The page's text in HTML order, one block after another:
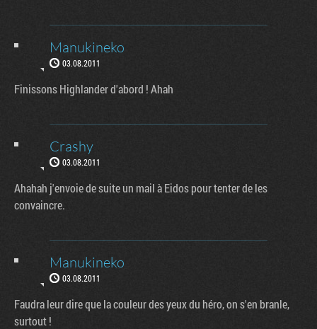
Manukineko
03.08.2011
Finissons Highlander d'abord ! Ahah
Crashy
03.08.2011
Ahahah j'envoie de suite un mail à Eidos pour tenter de les
convaincre.
Manukineko
03.08.2011
Faudra leur dire que la couleur des yeux du héro, on s'en branle,
surtout !